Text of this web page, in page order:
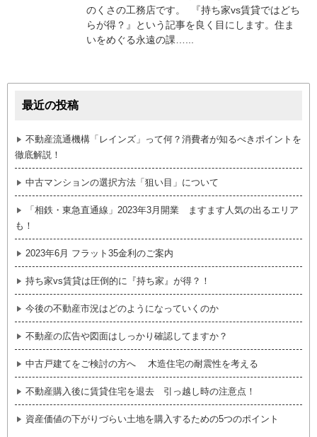
のくさの工務店です。 『持ち家vs賃貸ではどち
らが得？』という記事を良く目にします。住ま
いをめぐる永遠の課…...
最近の投稿
不動産流通機構「レインズ」って何？消費者が知るべきポイントを
徹底解説！
中古マンションの選択方法「狙い目」について
「相鉄・東急直通線」2023年3月開業 ますます人気の出るエリア
も！
2023年6月 フラット35金利のご案内
持ち家vs賃貸は圧倒的に『持ち家』が得？！
今後の不動産市況はどのようになっていくのか
不動産の広告や図面はしっかり確認してますか？
中古戸建てをご検討の方へ 木造住宅の耐震性を考える
不動産購入後に賃貸住宅を退去 引っ越し時の注意点！
資産価値の下がりづらい土地を購入するための5つのポイント